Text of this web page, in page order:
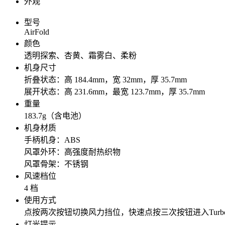
型号
AirFold
颜色
透明探索、杏黄、霜雾白、柔粉
机身尺寸
折叠状态：高 184.4mm，宽 32mm，厚 35.7mm
展开状态：高 231.6mm，最宽 123.7mm，厚 35.7mm
重量
183.7g（含电池）
机身材质
手柄机身：ABS
风罩外环：高强度耐热织物
风罩骨架：不锈钢
风速档位
4 档
使用方式
点按两次按钮切换风力挡位，快速点按三次按钮进入